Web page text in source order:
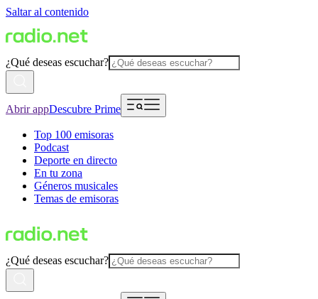
Saltar al contenido
¿Qué deseas escuchar?
Abrir appDescubre Prime
Top 100 emisoras
Podcast
Deporte en directo
En tu zona
Géneros musicales
Temas de emisoras
¿Qué deseas escuchar?